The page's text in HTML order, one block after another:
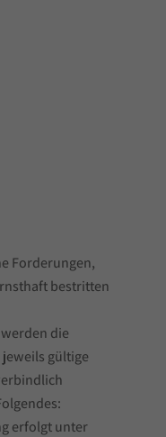
Forderungen,
bestritten
die
gültige
erfolgt unter